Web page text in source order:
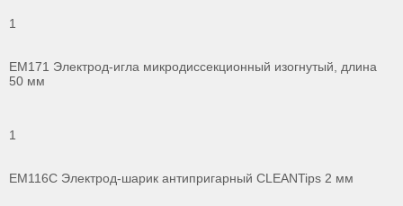
1
ЕМ171 Электрод-игла микродиссекционный изогнутый, длина
50 мм
1
ЕМ116С Электрод-шарик антипригарный CLEANTips 2 мм